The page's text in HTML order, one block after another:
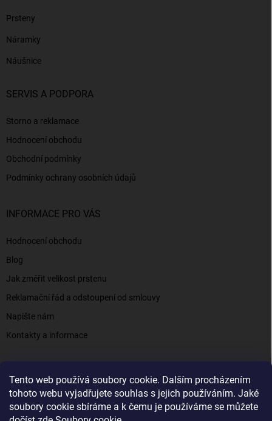
Tento web používá soubory cookie. Dalším procházením
tohoto webu vyjadřujete souhlas s jejich používáním. Jaké
soubory cookie sbíráme a k čemu je používáme se můžete
Prsteny
Náramky
Náušnice
SERVIS A PODPORA
Storno a reklamace
Hodnocení obchodu
Obchodní podmínky
Podmínky ochrany osobních údajů
INFORMACE PRO VÁS
Hodnocení obchodu
Blog
Jak změřit velikost prstenu
Reklamační řád a odstoupení od smlouvy
Napište nám
Kontakty a informace
Elenys.cz - šperky, kterým věříte už od roku 2016